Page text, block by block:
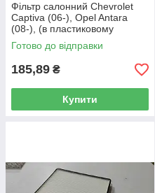
Фільтр салонний Chevrolet
Captiva (06-), Opel Antara
(08-), (в пластиковому
корпусі) 96440878 MCH
autoast
Готово до відправки
185,89 ₴
Купити